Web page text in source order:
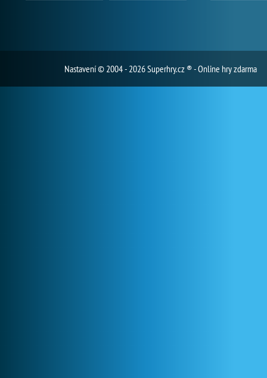
Nastavení© 2004 - 2026 Superhry.cz ® - Online hry zdarma